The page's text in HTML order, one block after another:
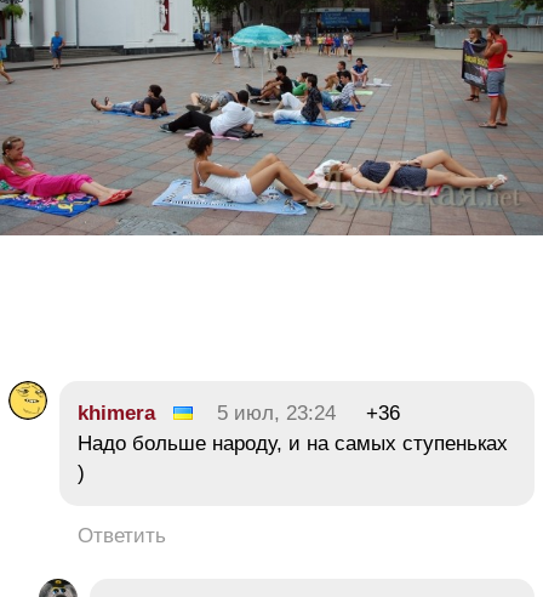
khimera 5 июл, 23:24
+36
Надо больше народу, и на самых ступеньках
)
Ответить